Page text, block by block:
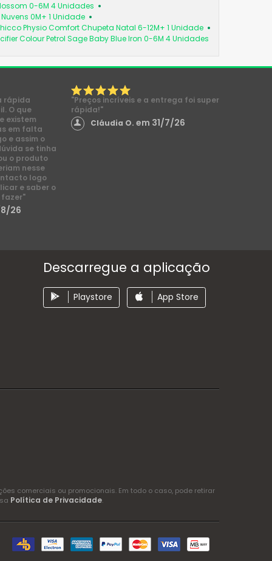
0-6M 4 Unidades
0M+ 1 Unidade
Physio Comfort Chupeta Natal 6-12M+ 1 Unidade
Colour Petrol Sage Baby Blue Iron 0-6M 4 Unidades
rápida
O que
existem
em falta
e assim o
se tinha
o produto
nesse
logo
e saber o
fazer"
26
"Preços incríveis e a entrega foi super
rápida!"
Cláudia O. em 31/7/26
Descarregue a aplicação
Playstore App Store
comerciais ou promocionais. Em todo o caso, pode retirar
Política de Privacidade.